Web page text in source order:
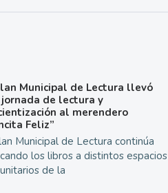
Municipal de Lectura llevó
jornada de lectura y
al merendero
Feliz”
Municipal de Lectura continúa
los libros a distintos espacios
de la